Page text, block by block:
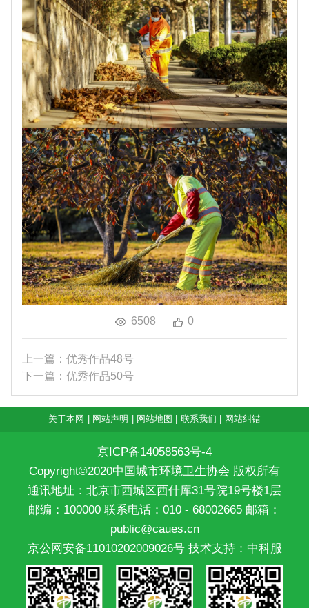
6508 0
上一篇：优秀作品48号
下一篇：优秀作品50号
关于本网 网站声明 网站地图 联系我们 网站纠错
京ICP备14058563号-4
Copyright©2020中国城市环境卫生协会 版权所有
通讯地址：北京市西城区西什库31号院19号楼1层
邮编：100000 联系电话：010 - 68002665 邮箱：
public@caues.cn
京公网安备11010202009026号 技术支持：中科服